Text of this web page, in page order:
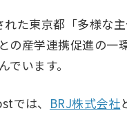
た東京都「多様な
の産学連携促進の
います。
は、 BRJ株式会社